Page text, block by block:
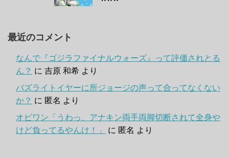
最近のコメント
なんで『ゴジラファイナルウォーズ』って評価されとる
ん？ に 吉原 和希 より
バズライトイヤーに所ジョージの声って合ってなくない
か？ に 匿名 より
オビワン「うわっ、アナキン両手両脚切断されて全身や
けど負ってるやんけ！」
に 匿名 より